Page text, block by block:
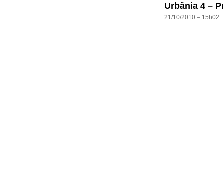
Urbânia 4 –
21/10/2010 – 15h02